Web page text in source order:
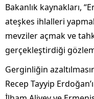
Bakanlık kaynakları,
ateşkes ihlalleri
mevziler açmak ve
gerçekleştirdiği
Gerginliğin
Recep Tayyip